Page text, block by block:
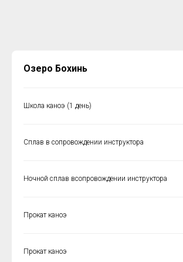
Озеро Бохинь
Школа каноэ (1 день)
Сплав в сопровождении инструктора
Ночной сплав всопровождении инструктора
Прокат каноэ
Прокат каноэ